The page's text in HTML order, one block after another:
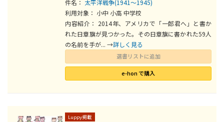
件名： 太平洋戦争(1941～1945)
利用対象： 小中 小高 中学校
内容紹介： 2014年、アメリカで「一郎君へ」と書か
れた日章旗が見つかった。その日章旗に書かれた59人
の名前を手が... →詳しく見る
選書リストに追加
e-hon で購入
Luppy掲載